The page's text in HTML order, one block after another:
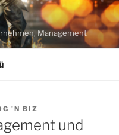
Management
'N BIZ
und